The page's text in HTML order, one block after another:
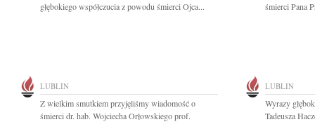
głębokiego współczucia z powodu śmierci Ojca...
śmierci Pana
LUBLIN
Z wielkim smutkiem przyjęliśmy wiadomość o
śmierci dr. hab. Wojciecha Orłowskiego prof.
LUBLIN
Wyrazy
Tadeusza